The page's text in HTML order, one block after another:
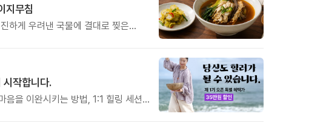
지무침
하게 우려낸 국물에 결대로 찢은
장입니다.
시작합니다.
음을 이완시키는 방법, 1:1 힐링 세션,